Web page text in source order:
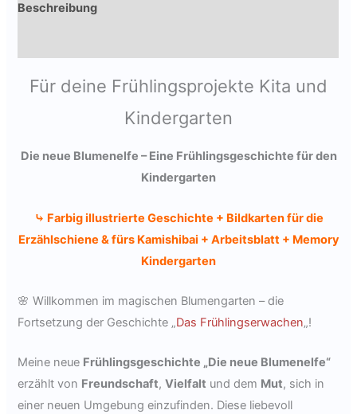
Beschreibung
Für deine Frühlingsprojekte Kita und
Kindergarten
Die neue Blumenelfe – Eine Frühlingsgeschichte für den
Kindergarten
⤷ Farbig illustrierte Geschichte + Bildkarten für die
Erzählschiene & fürs Kamishibai + Arbeitsblatt + Memory
Kindergarten
🌸 Willkommen im magischen Blumengarten – die
Fortsetzung der Geschichte „Das Frühlingserwachen„!
Meine neue Frühlingsgeschichte „Die neue Blumenelfe“
erzählt von Freundschaft,Vielfalt und dem Mut, sich in
einer neuen Umgebung einzufinden. Diese liebevoll